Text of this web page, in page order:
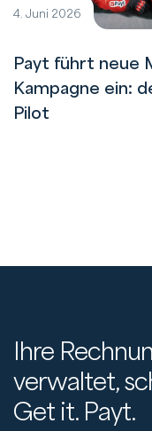
4. Juni 2026
Payt führt neue
Kampagne ein:
Pilot
Ihre
verwaltet,
Get it. Payt.